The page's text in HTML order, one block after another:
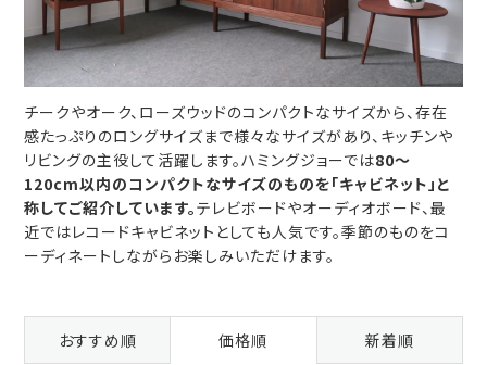
チークやオーク、ローズウッドのコンパクトなサイズから、存在
感たっぷりのロングサイズまで様々なサイズがあり、キッチンや
リビングの主役して活躍します。ハミングジョーでは80～
120cm以内のコンパクトなサイズのものを「キャビネット」と
称してご紹介しています。テレビボードやオーディオボード、最
近ではレコードキャビネットとしても人気です。季節のものをコ
ーディネートしながらお楽しみいただけます。
おすすめ順 価格順 新着順